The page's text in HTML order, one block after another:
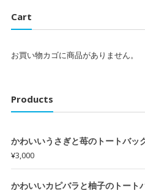
Cart
お買い物カゴに商品がありません。
Products
かわいいうさぎと苺のトートバッ
¥3,000
かわいいカピバラと柚子のトート